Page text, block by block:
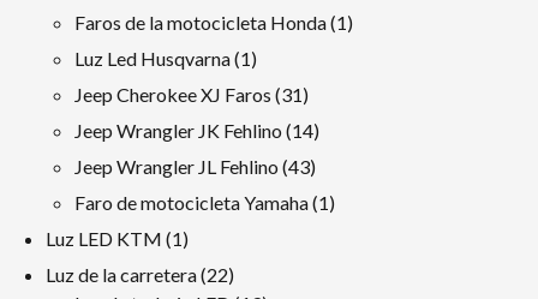
productos
Faros de la motocicleta Honda 11
Luz Led Husqvarna 11
producto
Jeep Cherokee XJ Faros 3131
productos
Jeep Wrangler JK Fehlino 1414
productos
Jeep Wrangler JL Fehlino 4343
productos
Faro de motocicleta Yamaha 11
Luz LED KTM 11
producto
Luz de la carretera 2222